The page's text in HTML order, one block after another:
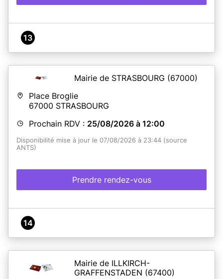
13
Mairie de STRASBOURG (67000)
Place Broglie
67000 STRASBOURG
Prochain RDV : 25/08/2026 à 12:00
Disponibilité mise à jour le 07/08/2026 à 23:44 (source
ANTS)
Prendre rendez-vous
14
Mairie de ILLKIRCH-
GRAFFENSTADEN (67400)